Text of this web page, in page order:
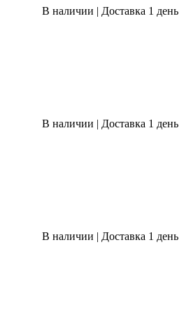
В наличии | Доставка 1 день
В наличии | Доставка 1 день
В наличии | Доставка 1 день